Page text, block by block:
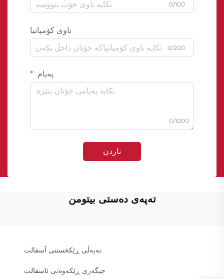
0/100
ناوی کۆمپانیا
0/200
پەیام
0/1000
ناردن
تەپەی دەستی بیتومن
تەپەڵی ڕێکخستنی آسفالت
جیگەری ڕێکەوەتی ئاسفالت